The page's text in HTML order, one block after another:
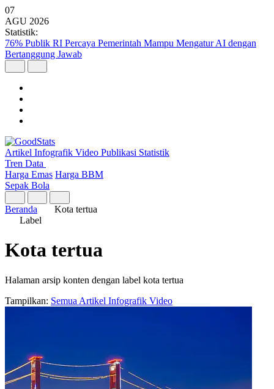
07
AGU 2026
Statistik:
76% Publik RI Percaya Pemerintah Mampu Mengatur AI dengan
Bertanggung Jawab
Artikel Infografik Video Publikasi Statistik
Tren Data
Harga Emas Harga BBM
Sepak Bola
Beranda
Kota tertua
Label
Kota tertua
Halaman arsip konten dengan label kota tertua
Tampilkan: Semua Artikel Infografik Video